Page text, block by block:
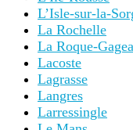
L’Isle-sur-la-
La Rochelle
La Roque-
Lacoste
Lagrasse
Langres
Larressingle